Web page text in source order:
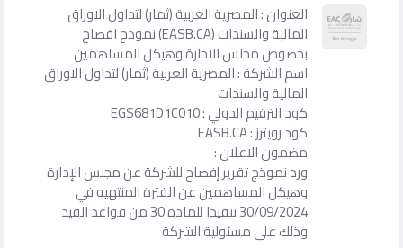
العنوان : المصرية العربية (ثمار) لتداول الاوراق
المالية والسندات (EASB.CA) نموذج افصاح
بخصوص مجلس الادارة وهيكل المساهمين
اسم الشركة : المصرية العربية (ثمار) لتداول الاوراق
المالية والسندات
كود الترقيم الدولي : EGS681D1C010
كود رويترز : EASB.CA
مضمون الاعلان :
ورد نموذج تقرير إفصاح للشركة عن مجلس الإدارة
وهيكل المساهمين عن الفترة المنتهيه في
30/09/2024 تنفيذا للمادة 30 من قواعد القيد
وذلك على مسئولية الشركة